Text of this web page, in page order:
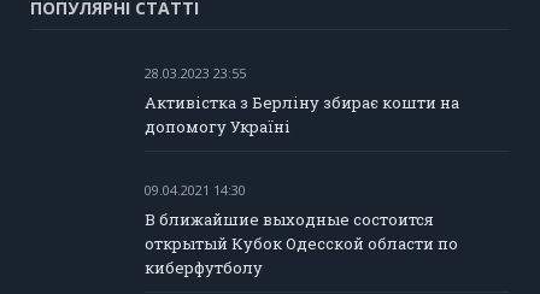
ПОПУЛЯРНІ СТАТТІ
28.03.2023 23:55
Активістка з Берліну збирає кошти на
допомогу Україні
09.04.2021 14:30
В ближайшие выходные состоится
открытый Кубок Одесской области по
киберфутболу